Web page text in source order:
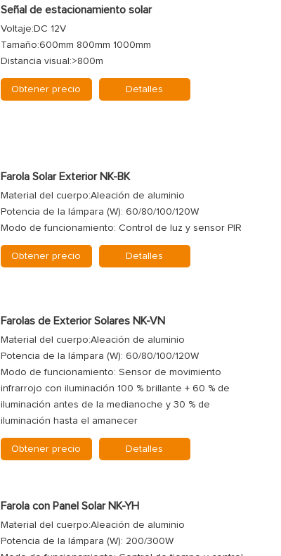
Señal de estacionamiento solar
Voltaje:DC 12V
Tamaño:600mm 800mm 1000mm
Distancia visual:>800m
Obtener precio Detalles
Farola Solar Exterior NK-BK
Material del cuerpo:Aleación de aluminio
Potencia de la lámpara (W): 60/80/100/120W
Modo de funcionamiento: Control de luz y sensor PIR
Obtener precio Detalles
Farolas de Exterior Solares NK-VN
Material del cuerpo:Aleación de aluminio
Potencia de la lámpara (W): 60/80/100/120W
Modo de funcionamiento: Sensor de movimiento
infrarrojo con iluminación 100 % brillante + 60 % de
iluminación antes de la medianoche y 30 % de
iluminación hasta el amanecer
Obtener precio Detalles
Farola con Panel Solar NK-YH
Material del cuerpo:Aleación de aluminio
Potencia de la lámpara (W): 200/300W